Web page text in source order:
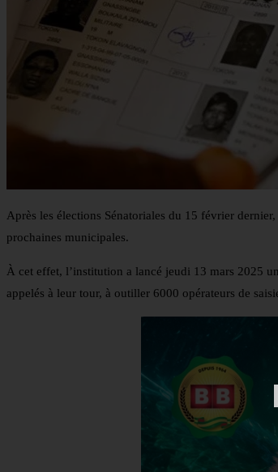
Après les élections Sénatoriales du 15 février
prochaines municipales.
À cet effet, l’institution a lancé jeudi 13 mars 2025
appelés à leur tour, à outiller 6000 opérateurs de